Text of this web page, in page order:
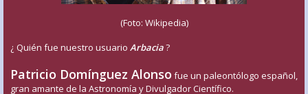
(Foto: Wikipedia)
¿ Quién fue nuestro usuario Arbacia?
Patricio Domínguez Alonso fue un paleontólogo español,
gran amante de la Astronomía y Divulgador Científico.